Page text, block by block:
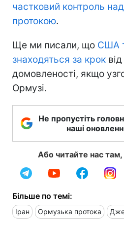
частковий контроль
протокою.
Ще ми писали, що США
знаходяться за крок
домовленості, якщо
Ормузі.
Не пропустіть
наші
Або читайте нас
Більше по темі:
Іран Ормузька протока